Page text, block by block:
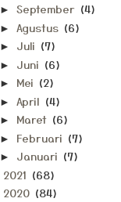
► September (4)
► Agustus (6)
► Juli (7)
► Juni (6)
► Mei (2)
► April (4)
► Maret (6)
► Februari (7)
► Januari (7)
2021 (68)
2020 (84)